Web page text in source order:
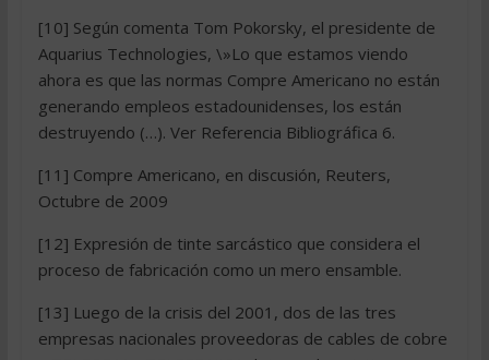
[10] Según comenta Tom Pokorsky, el presidente de
Aquarius Technologies, \»Lo que estamos viendo
ahora es que las normas Compre Americano no están
generando empleos estadounidenses, los están
destruyendo (…). Ver Referencia Bibliográfica 6.
[11] Compre Americano, en discusión, Reuters,
Octubre de 2009
[12] Expresión de tinte sarcástico que considera el
proceso de fabricación como un mero ensamble.
[13] Luego de la crisis del 2001, dos de las tres
empresas nacionales proveedoras de cables de cobre